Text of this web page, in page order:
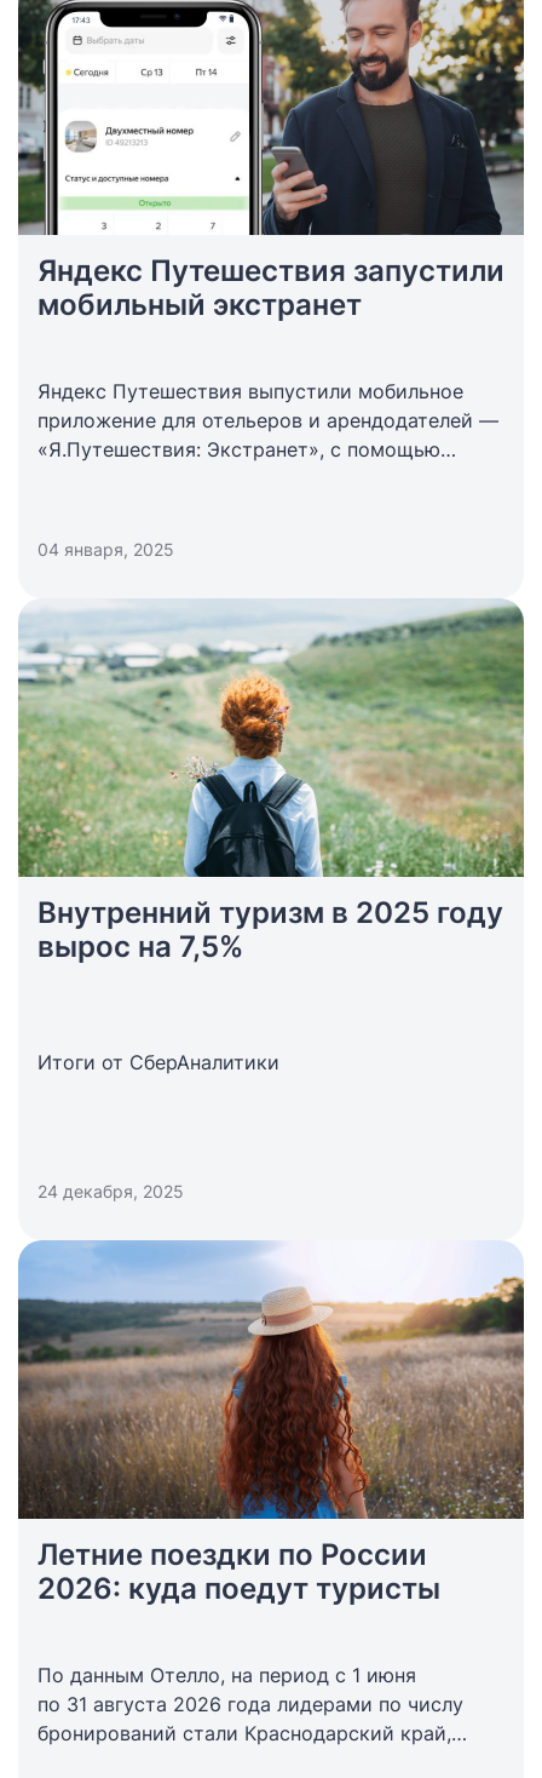
Яндекс Путешествия запустили
мобильный экстранет
Яндекс Путешествия выпустили мобильное
приложение для отельеров и арендодателей —
«Я.Путешествия: Экстранет», с помощью
уведомления о бронированиях.
04 января, 2025
Внутренний туризм в 2025 году
вырос на 7,5%
Итоги от СберАналитики
24 декабря, 2025
Летние поездки по России
2026: куда поедут туристы
По данным Отелло, на период с 1 июня
по 31 августа 2026 года лидерами по числу
бронирований стали Краснодарский край,